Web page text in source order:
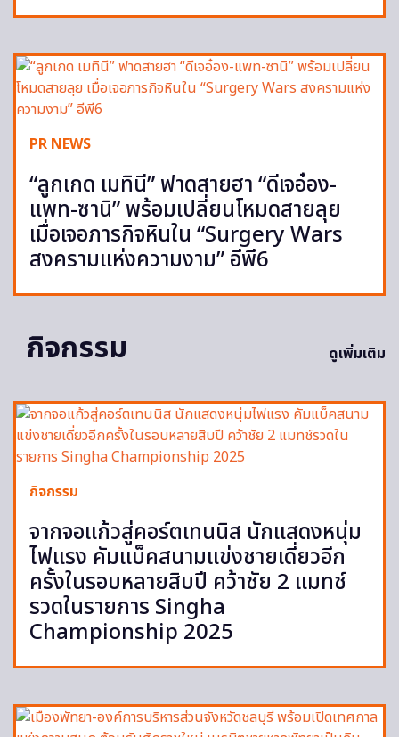
PR NEWS
“ลูกเกด เมทินี” ฟาดสายฮา “ดีเจอ๋อง-
แพท-ซานิ” พร้อมเปลี่ยนโหมดสายลุย
เมื่อเจอภารกิจหินใน “Surgery Wars
สงครามแห่งความงาม” อีพี6
กิจกรรม ดูเพิ่มเติม
กิจกรรม
จากจอแก้วสู่คอร์ตเทนนิส นักแสดงหนุ่ม
ไฟแรง คัมแบ็คสนามแข่งชายเดี่ยวอีก
ครั้งในรอบหลายสิบปี คว้าชัย 2 แมทช์
รวดในรายการ Singha
Championship 2025